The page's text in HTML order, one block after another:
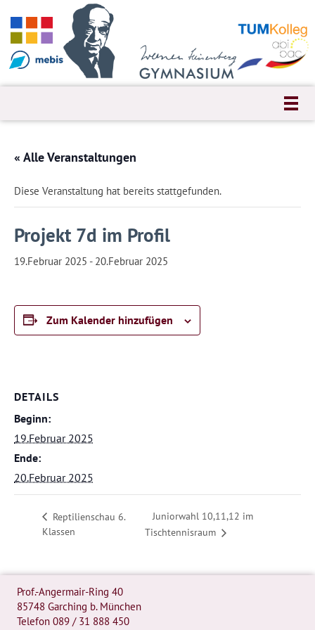
« Alle Veranstaltungen
Diese Veranstaltung hat bereits stattgefunden.
Projekt 7d im Profil
19.Februar 2025 - 20.Februar 2025
Zum Kalender hinzufügen
DETAILS
Beginn:
19.Februar 2025
Ende:
20.Februar 2025
Reptilienschau 6.
Klassen
Juniorwahl 10,11,12 im
Tischtennisraum
Prof.-Angermair-Ring 40
85748 Garching b. München
Telefon 089 / 31 888 450